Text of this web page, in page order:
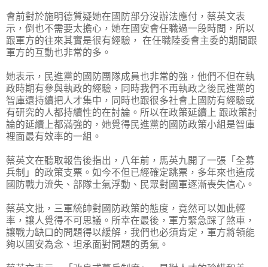
會前對於施明德質疑她在國防部分沒辦法應付，蔡英文表
示，倒也不需要太擔心，她在國安會任職過一段時間，所以
跟軍方的往來其實是很有經驗， 在任職陸委會主委的期間跟
軍方的互動也非常的多。
她表示，民進黨的國防團隊成員也非常的強，他們不但在執
政時期有參與執政的經驗，同時我們不再執政之後民進黨的
智庫還持續把人才集中，同時也跟很多社會上國防有經驗或
有研究的人都持續性的在討論。所以在政策延續上 跟政策討
論的延續上都滿強的，她覺得民進黨的國防政策小組是智庫
裡面最有效率的一組。
蔡英文在聽取報告後指出，八年前，馬英九開了一張「全募
兵制」的政策支票。如今不但已經確定跳票，多年來也造成
國防戰力流失、部隊士氣浮動、民眾對國軍逐漸喪失信心。
蔡英文批，三軍統帥對國防政策的態度，竟然可以如此輕
率，讓人覺得不可思議。所幸在最後，軍方緊急踩了煞車，
讓戰力缺口的問題得以緩解，我們也必須肯定，軍方將領能
夠以國安為念、坦承面對問題的勇氣。